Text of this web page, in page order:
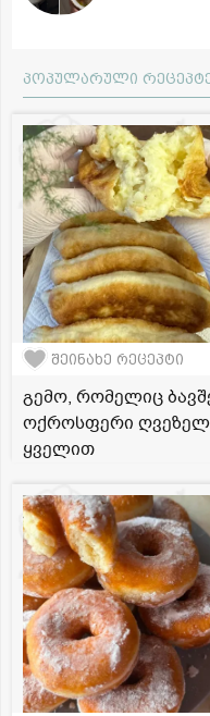
პოპულარული
შეინახე რეცეპტი
გემო, რომელიც
ოქროსფერი
ყველით